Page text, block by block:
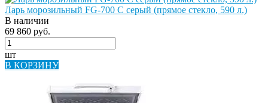
Ларь морозильный FG-700 C серый (прямое стекло, 590 л.)
В наличии
69 860 руб.
шт
В КОРЗИНУ